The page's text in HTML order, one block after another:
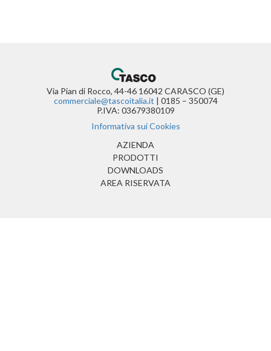
Via Pian di Rocco, 44-46 16042 CARASCO (GE)
commerciale@tascoitalia.it | 0185 – 350074
P.IVA: 03679380109
Informativa sui Cookies
AZIENDA
PRODOTTI
DOWNLOADS
AREA RISERVATA